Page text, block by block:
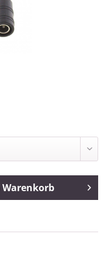
Warenkorb